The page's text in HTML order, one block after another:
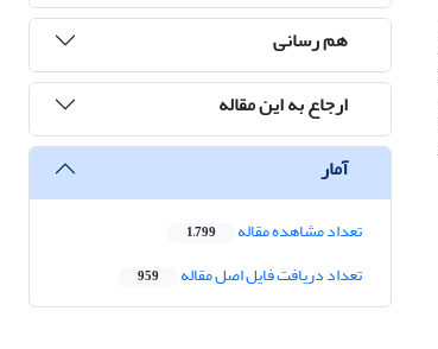
هم رسانی
ارجاع به این مقاله
آمار
تعداد مشاهده مقاله 1,799
تعداد دریافت فایل اصل مقاله 959